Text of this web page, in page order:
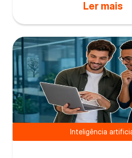
Ler mais
Inteligência